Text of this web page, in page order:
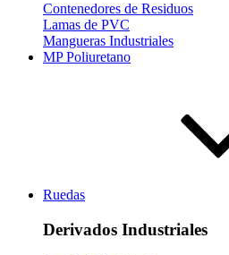
Contenedores de Residuos
Lamas de PVC
Mangueras Industriales
MP Poliuretano
Ruedas
Derivados Industriales